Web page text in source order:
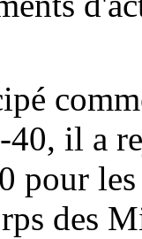
il a
pour
des